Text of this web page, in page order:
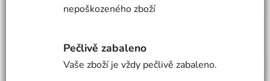
nepoškozeného zboží
Pečlivě zabaleno
Vaše zboží je vždy pečlivě zabaleno.